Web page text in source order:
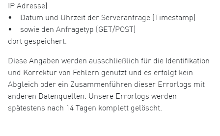
IP Adresse)
• Datum und Uhrzeit der Serveranfrage (Timestamp)
• sowie den Anfragetyp (GET/POST)
dort gespeichert.
Diese Angaben werden ausschließlich für die Identifikation
und Korrektur von Fehlern genutzt und es erfolgt kein
Abgleich oder ein Zusammenführen dieser Errorlogs mit
anderen Datenquellen. Unsere Errorlogs werden
spätestens nach 14 Tagen komplett gelöscht.